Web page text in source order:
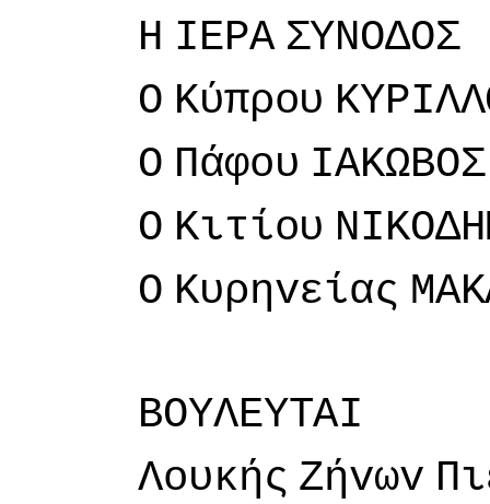
Η IΕΡΑ ΣΥΝΟΔΟΣ
Ο Κύπρoυ
Ο Πάφoυ IΑΚΩΒΟΣ
Ο Κιτίoυ
Ο Κυρηvείας
ΒΟΥΛΕΥΤΑI
Λoυκής Ζήvωv